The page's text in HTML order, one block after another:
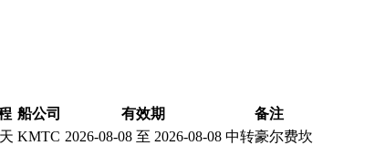
船公司 有效期
备注
KMTC 2026-08-08 至 2026-08-08 中转豪尔费坎